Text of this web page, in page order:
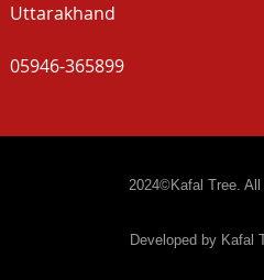
Uttarakhand
05946-365899
2024©Kafal Tree.
Developed by Kafal